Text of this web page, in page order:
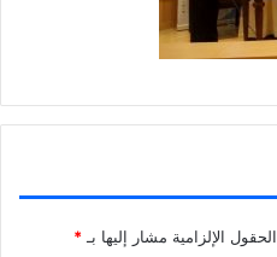
الحقول الإلزامية مشار إليها بـ*